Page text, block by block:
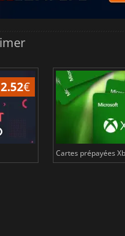
2.52€
Cartes prépayées